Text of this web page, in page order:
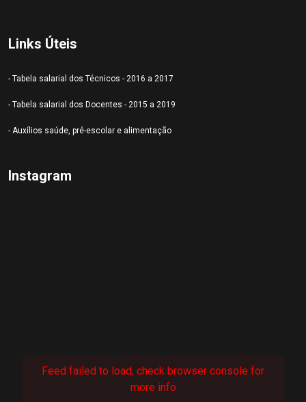
Links Úteis
- Tabela salarial dos Técnicos - 2016 a 2017
- Tabela salarial dos Docentes - 2015 a 2019
- Auxílios saúde, pré-escolar e alimentação
Instagram
Feed failed to load, check browser console for
more info